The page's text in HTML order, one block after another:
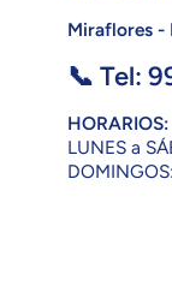
Miraflores -
📞 Tel:
HORARIOS:
LUNES a